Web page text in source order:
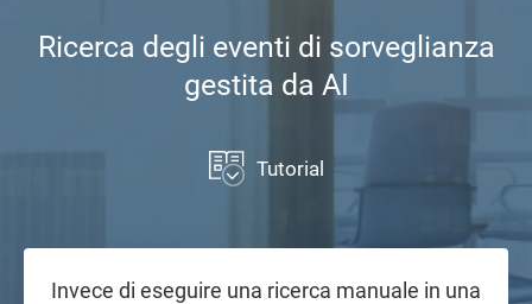
Ricerca degli eventi di sorveglianza
gestita da AI
Invece di eseguire una ricerca manuale in una
Tutorial